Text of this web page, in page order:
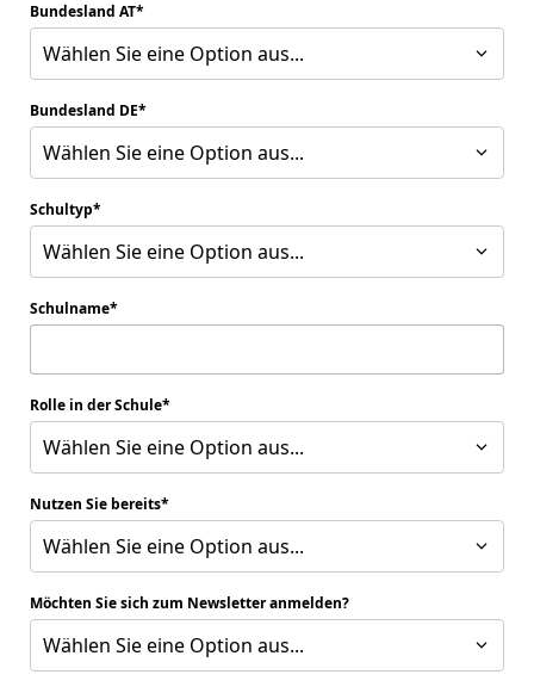
Bundesland AT
Wählen Sie eine Option aus...
Bundesland DE
Wählen Sie eine Option aus...
Schultyp
Wählen Sie eine Option aus...
Schulname
Rolle in der Schule
Wählen Sie eine Option aus...
Nutzen Sie bereits
Wählen Sie eine Option aus...
Möchten Sie sich zum Newsletter anmelden?
Wählen Sie eine Option aus...